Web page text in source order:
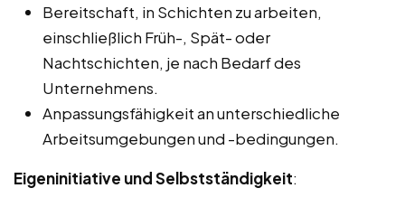
Bereitschaft, in Schichten zu arbeiten,
einschließlich Früh-, Spät- oder
Nachtschichten, je nach Bedarf des
Unternehmens.
Anpassungsfähigkeit an unterschiedliche
Arbeitsumgebungen und -bedingungen.
Eigeninitiative und Selbstständigkeit: